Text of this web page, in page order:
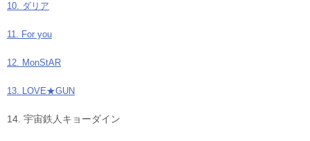
10. ダリア
11. For you
12. MonStAR
13. LOVE★GUN
14. 宇宙鉄人キョーダイン